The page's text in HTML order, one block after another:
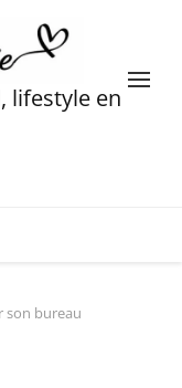
lifestyle en
son bureau